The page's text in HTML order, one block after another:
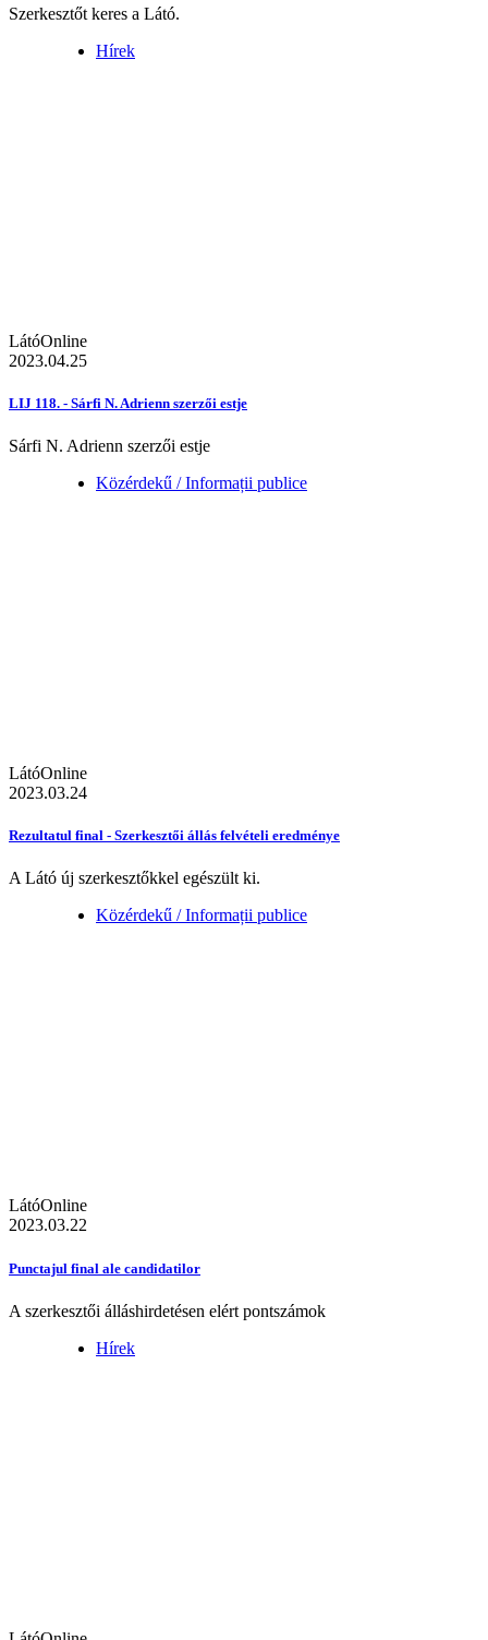
Szerkesztőt keres a Látó.
Hírek
LátóOnline
2023.04.25
LIJ 118. - Sárfi N. Adrienn szerzői estje
Sárfi N. Adrienn szerzői estje
Közérdekű / Informații publice
LátóOnline
2023.03.24
Rezultatul final - Szerkesztői állás felvételi eredménye
A Látó új szerkesztőkkel egészült ki.
Közérdekű / Informații publice
LátóOnline
2023.03.22
Punctajul final ale candidatilor
A szerkesztői álláshirdetésen elért pontszámok
Hírek